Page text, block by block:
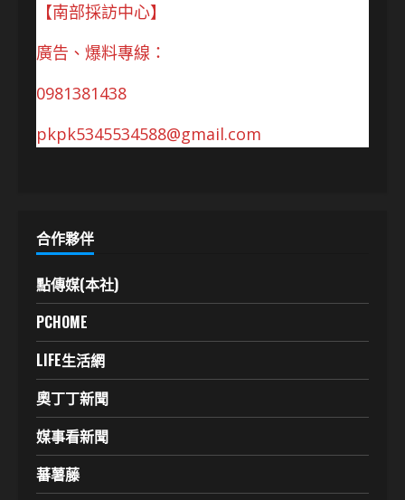
【南部採訪中心】
廣告、爆料專線：
0981381438
pkpk5345534588@gmail.com
合作夥伴
點傳媒(本社)
PCHOME
LIFE生活網
奧丁丁新聞
媒事看新聞
蕃薯藤